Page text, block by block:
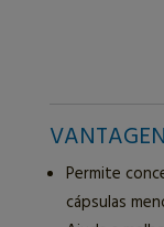
Permite
cápsulas